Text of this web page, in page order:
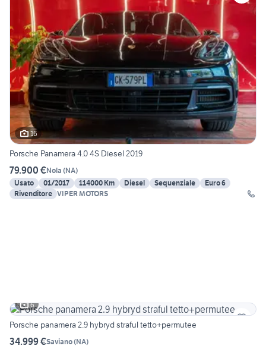
16
Porsche Panamera 4.0 4S Diesel 2019
79.900 €Nola (NA)
Usato
01/2017 114000 Km Diesel Sequenziale
Euro 6
Rivenditore VIPER MOTORS
6
Porsche panamera 2.9 hybryd straful tetto+permutee
34.999 €Saviano(NA)